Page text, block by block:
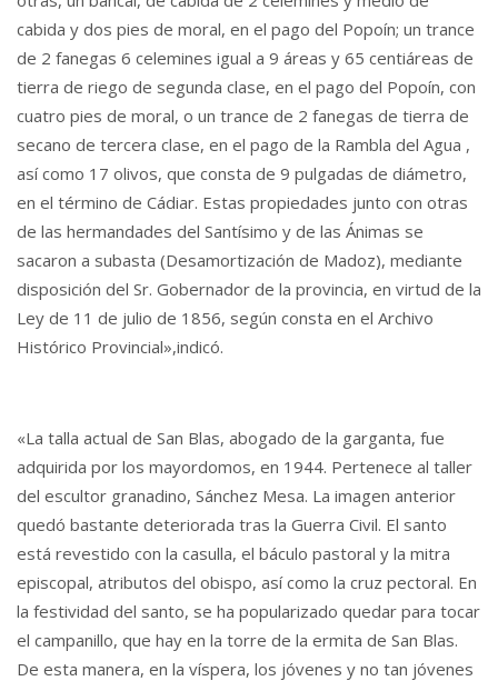
cabida y dos pies de moral, en el pago del Popoín; un trance
de 2 fanegas 6 celemines igual a 9 áreas y 65 centiáreas de
tierra de riego de segunda clase, en el pago del Popoín, con
cuatro pies de moral, o un trance de 2 fanegas de tierra de
secano de tercera clase, en el pago de la Rambla del Agua ,
así como 17 olivos, que consta de 9 pulgadas de diámetro,
en el término de Cádiar. Estas propiedades junto con otras
de las hermandades del Santísimo y de las Ánimas se
sacaron a subasta (Desamortización de Madoz), mediante
disposición del Sr. Gobernador de la provincia, en virtud de la
Ley de 11 de julio de 1856, según consta en el Archivo
Histórico Provincial»,indicó.
«La talla actual de San Blas, abogado de la garganta, fue
adquirida por los mayordomos, en 1944. Pertenece al taller
del escultor granadino, Sánchez Mesa. La imagen anterior
quedó bastante deteriorada tras la Guerra Civil. El santo
está revestido con la casulla, el báculo pastoral y la mitra
episcopal, atributos del obispo, así como la cruz pectoral. En
la festividad del santo, se ha popularizado quedar para tocar
el campanillo, que hay en la torre de la ermita de San Blas.
De esta manera, en la víspera, los jóvenes y no tan jóvenes